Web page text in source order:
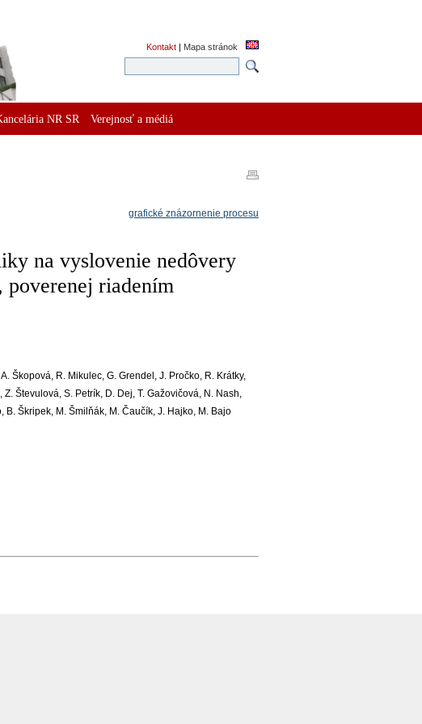
Kontakt | Mapa stránok
NR SR Verejnosť a médiá
grafické znázornenie procesu
na vyslovenie nedôvery
riadením
Škopová, R. Mikulec, G. Grendel, J. Pročko, R. Krátky,
Števulová, S. Petrík, D. Dej, T. Gažovičová, N. Nash,
Škripek, M. Šmilňák, M. Čaučík, J. Hajko, M. Bajo